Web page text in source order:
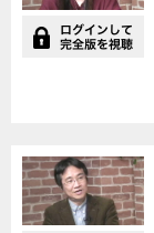
電通支配はこうして原発
報道を歪めてきた